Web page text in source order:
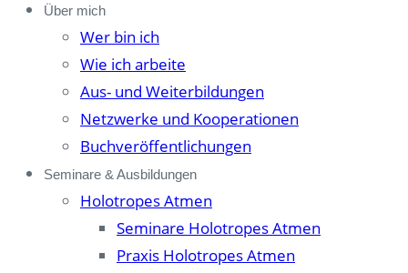
Über mich
Wer bin ich
Wie ich arbeite
Aus- und Weiterbildungen
Netzwerke und Kooperationen
Buchveröffentlichungen
Seminare & Ausbildungen
Holotropes Atmen
Seminare Holotropes Atmen
Praxis Holotropes Atmen